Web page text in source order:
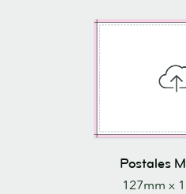
Postales
127mm x